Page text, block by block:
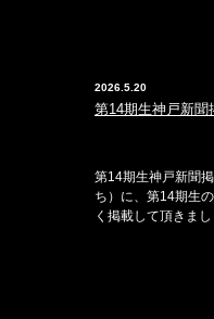
2026.5.20
第14期生神戸新聞
第14期生神戸新聞
ち）に、第14期生
く掲載して頂きま